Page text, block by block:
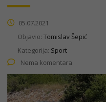
05.07.2021
Objavio: Tomislav Šepić
Kategorija: Sport
Nema komentara